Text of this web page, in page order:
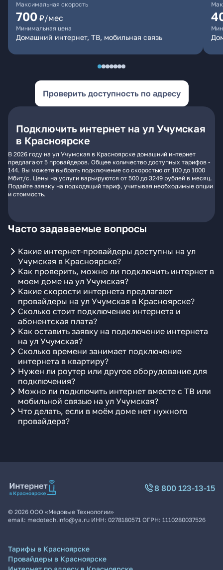
Максимальная скорость
700 ₽/мес
Минимальная цена
Домашний интернет, ТВ, мобильная связь
Проверить доступность по адресу
Подключить интернет на ул Учумская
в Красноярске
В 2026 году на ул Учумская в Красноярске домашний интернет
предлагают 5 провайдеров. Общее количество доступных тарифов -
144. Вы можете выбрать подключение со скоростью от 100 до 1000
Мбит/с. Цены на услуги варьируются от 500 до 3249 рублей в месяц.
Подайте заявку на подходящий тариф, учитывая необходимые опции
и стоимость.
Часто задаваемые вопросы
Какие интернет-провайдеры доступны на ул
Учумская в Красноярске?
Как проверить, можно ли подключить интернет в
моем доме на ул Учумская?
Какие скорости интернета предлагают
провайдеры на ул Учумская в Красноярске?
Сколько стоит подключение интернета и
абонентская плата?
Как оставить заявку на подключение интернета
на ул Учумская?
Сколько времени занимает подключение
интернета в квартиру?
Нужен ли роутер или другое оборудование для
подключения?
Можно ли подключить интернет вместе с ТВ или
мобильной связью на ул Учумская?
Что делать, если в моём доме нет нужного
провайдера?
8 800 123-13-15
© 2026 ООО «Медовые Технологии»
email: medotech.info@ya.ru ИНН: 0278180571 ОГРН: 1110280037526
Тарифы в Красноярске
Провайдеры в Красноярске